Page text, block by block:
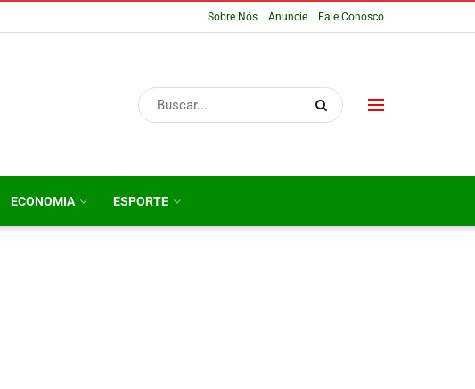
Sobre Nós Anuncie Fale Conosco
ECONOMIA ESPORTE